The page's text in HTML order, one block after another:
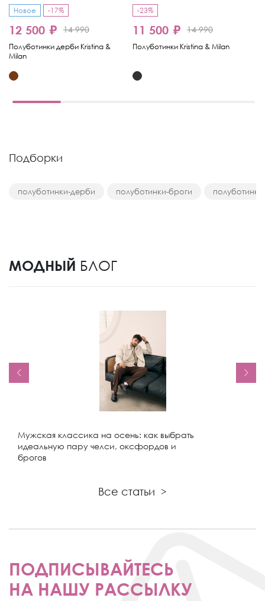
Новое -17%
12 500 ₽ 14 990
Полуботинки дерби Kristina &
Milan
-23%
11 500 ₽ 14 990
Полуботинки Kristina & Milan
Подборки
полуботинки-дерби полуботинки-броги
МОДНЫЙ БЛОГ
Мужская классика на осень: как выбрать
идеальную пару челси, оксфордов и
брогов
Все статьи >
ПОДПИСЫВАЙТЕСЬ
НА НАШУ РАССЫЛКУ